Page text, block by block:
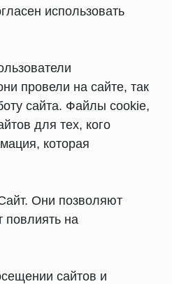
использовать
провели на сайте, так
сайта. Файлы cookie,
для тех, кого
которая
Они позволяют
повлиять на
сайтов и